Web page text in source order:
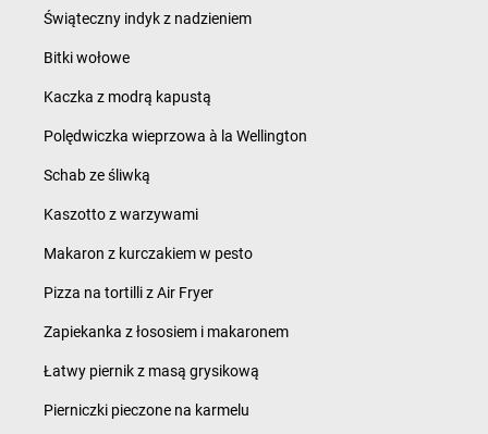
Świąteczny indyk z nadzieniem
Bitki wołowe
Kaczka z modrą kapustą
Polędwiczka wieprzowa à la Wellington
Schab ze śliwką
Kaszotto z warzywami
Makaron z kurczakiem w pesto
Pizza na tortilli z Air Fryer
Zapiekanka z łososiem i makaronem
Łatwy piernik z masą grysikową
Pierniczki pieczone na karmelu